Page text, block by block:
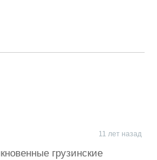
11 лет назад
грузинские